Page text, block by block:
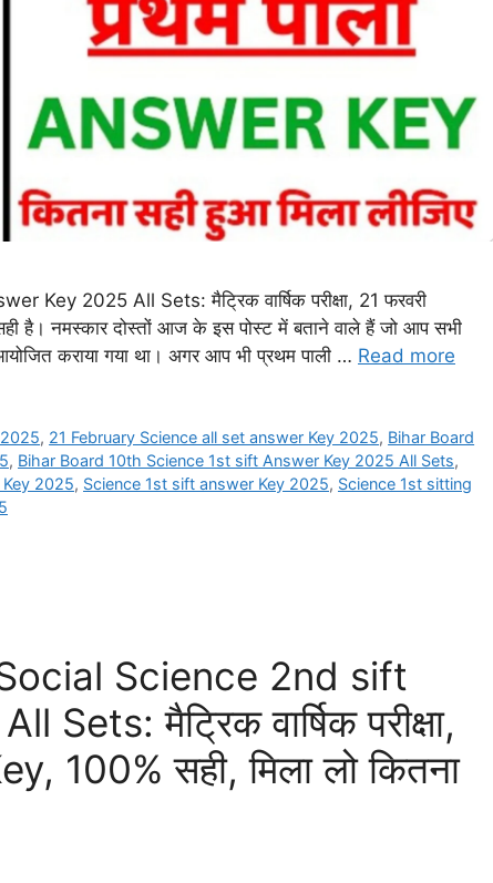
2025 All Sets: मैट्रिक वार्षिक परीक्षा, 21 फरवरी
है। नमस्कार दोस्तों आज के इस पोस्ट में बताने वाले हैं जो आप सभी
कराया गया था। अगर आप भी प्रथम पाली … Read more
, 21 February Science all set answer Key 2025, Bihar Board
, Bihar Board 10th Science 1st sift Answer Key 2025 All Sets,
2025, Science 1st sift answer Key 2025, Science 1st sitting
Science 2nd sift
मैट्रिक वार्षिक परीक्षा,
100% सही, मिला लो कितना